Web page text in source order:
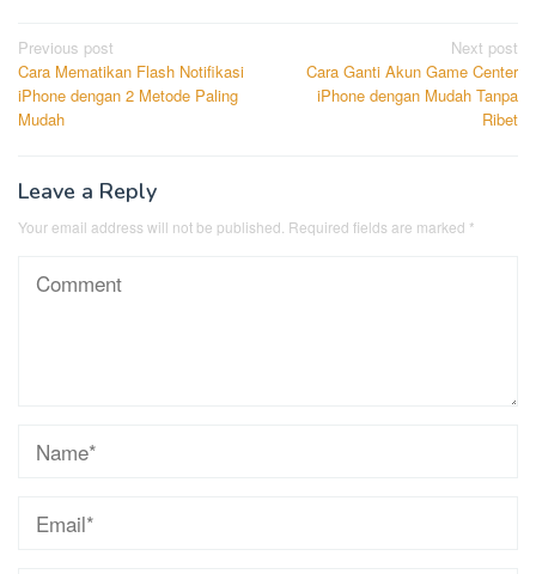
Post
navigation
Previous post
Cara Mematikan Flash Notifikasi
iPhone dengan 2 Metode Paling
Mudah
Next post
Cara Ganti Akun Game Center
iPhone dengan Mudah Tanpa
Ribet
Leave a Reply
Your email address will not be published. Required fields are marked *